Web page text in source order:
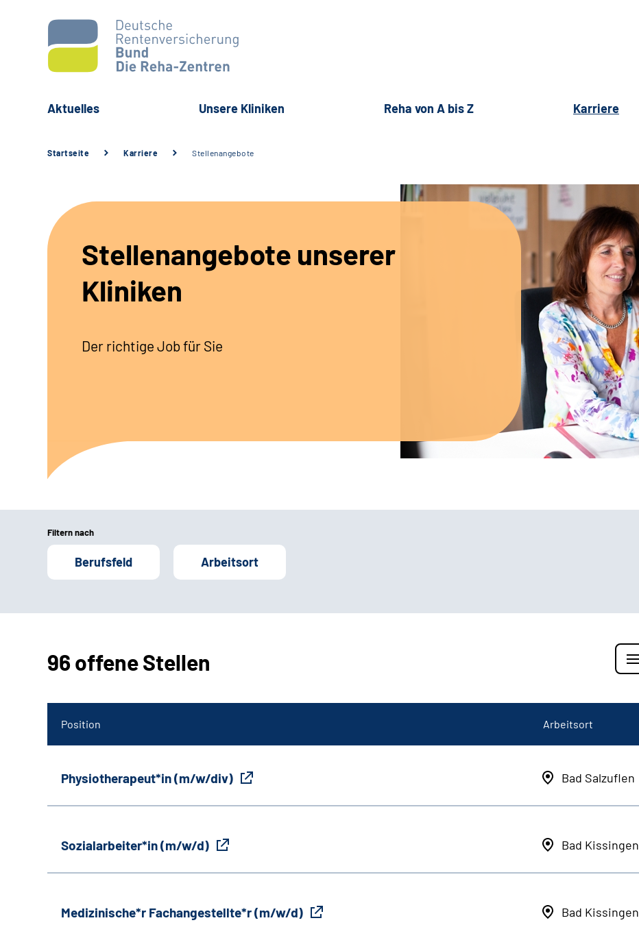
Aktuelles Unsere Kliniken Reha von A bis Z Karriere
Startseite Karriere Stellenangebote
Stellenangebote unserer
Kliniken
Der richtige Job für Sie
Filtern nach
Berufsfeld Arbeitsort
96 offene Stellen
Position Arbeitsort
Physiotherapeut*in (m/w/div) Bad Salzuflen
Sozialarbeiter*in (m/w/d) Bad Kissingen
Medizinische*r Fachangestellte*r (m/w/d) Bad Kissingen